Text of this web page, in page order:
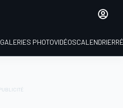
GALERIES PHOTOVIDÉOSCALENDRIER